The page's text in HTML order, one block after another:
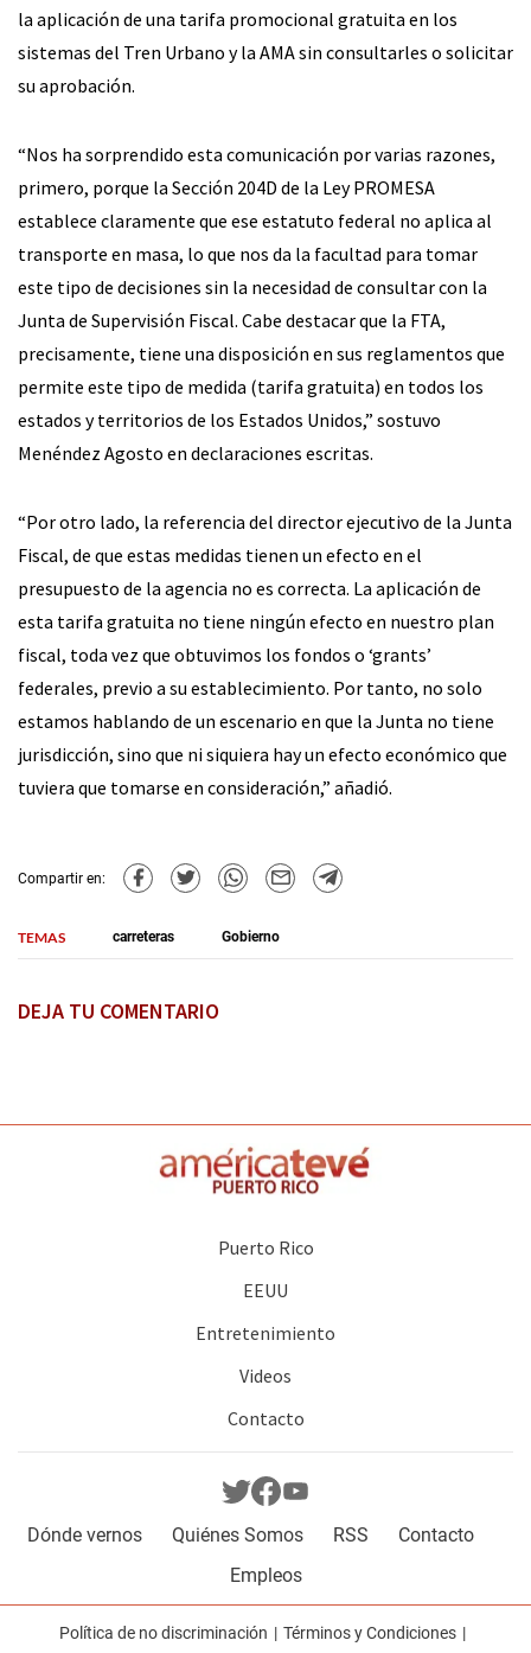
la aplicación de una tarifa promocional gratuita en los
sistemas del Tren Urbano y la AMA sin consultarles o solicitar
su aprobación.
“Nos ha sorprendido esta comunicación por varias razones,
primero, porque la Sección 204D de la Ley PROMESA
establece claramente que ese estatuto federal no aplica al
transporte en masa, lo que nos da la facultad para tomar
este tipo de decisiones sin la necesidad de consultar con la
Junta de Supervisión Fiscal. Cabe destacar que la FTA,
precisamente, tiene una disposición en sus reglamentos que
permite este tipo de medida (tarifa gratuita) en todos los
estados y territorios de los Estados Unidos,” sostuvo
Menéndez Agosto en declaraciones escritas.
“Por otro lado, la referencia del director ejecutivo de la Junta
Fiscal, de que estas medidas tienen un efecto en el
presupuesto de la agencia no es correcta. La aplicación de
esta tarifa gratuita no tiene ningún efecto en nuestro plan
fiscal, toda vez que obtuvimos los fondos o ‘grants’
federales, previo a su establecimiento. Por tanto, no solo
estamos hablando de un escenario en que la Junta no tiene
jurisdicción, sino que ni siquiera hay un efecto económico que
tuviera que tomarse en consideración,” añadió.
Compartir en:
TEMAS carreteras Gobierno
DEJA TU COMENTARIO
Puerto Rico
EEUU
Entretenimiento
Videos
Contacto
Dónde vernos Quiénes Somos RSS
Contacto
Empleos
Política de no discriminación Términos y Condiciones